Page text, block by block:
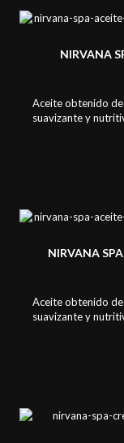
NIRVANA
Aceite obtenido de
suavizante y
utilizarse como
base portadora
Propiedades
NIRVANA
Aceite obtenido de
suavizante y
utilizarse como
base portadora
Propiedades